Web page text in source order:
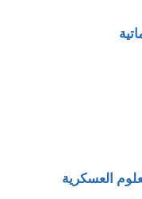
العسكرية